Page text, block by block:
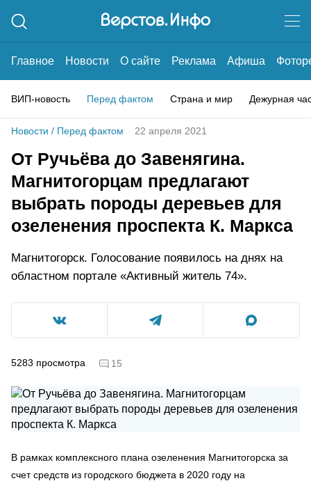
Главное Новости О сайте Реклама Афиша
ВИП-новость Перед фактом Страна и мир Дежурная
Новости / Перед фактом 22 апреля 2021
От Ручьёва до Завенягина.
Магнитогорцам предлагают
выбрать породы деревьев для
озеленения проспекта К. Маркса
Магнитогорск. Голосование появилось на днях на
областном портале «Активный житель 74».
5283 просмотра 15
В рамках комплексного плана озеленения Магнитогорска за
счет средств из городского бюджета в 2020 году на